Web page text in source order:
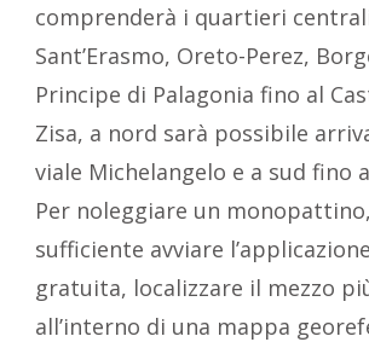
comprenderà i quartieri
Sant’Erasmo, Oreto-Perez,
Principe di Palagonia fino al
Zisa, a nord sarà possibile
viale Michelangelo e a sud fino
Per noleggiare un
sufficiente avviare
gratuita, localizzare il mezzo
all’interno di una mappa